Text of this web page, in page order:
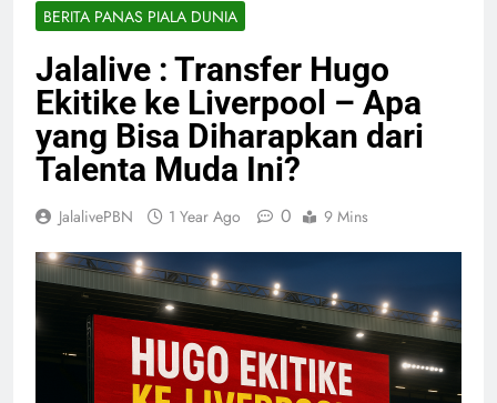
BERITA PANAS PIALA DUNIA
Jalalive : Transfer Hugo
Ekitike ke Liverpool – Apa
yang Bisa Diharapkan dari
Talenta Muda Ini?
JalalivePBN 1 Year Ago 0 9 Mins